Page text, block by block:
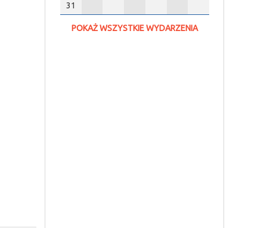
31
POKAŻ WSZYSTKIE WYDARZENIA